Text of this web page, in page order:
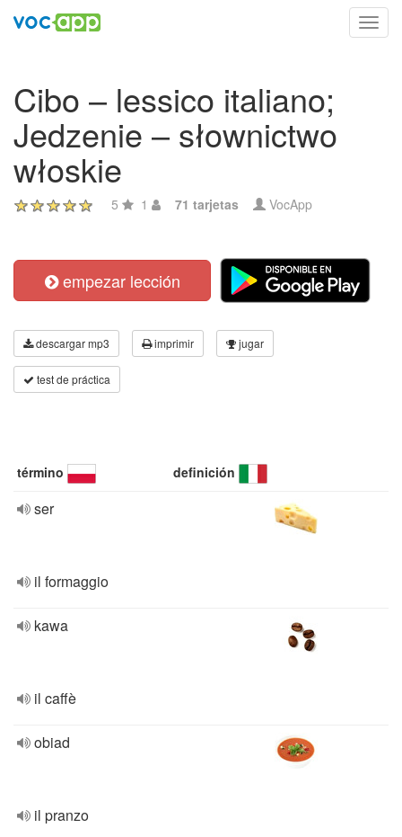
Cibo – lessico italiano;
Jedzenie – słownictwo
włoskie
5 1 71 tarjetas VocApp
empezar lección
descargar mp3 imprimir jugar
test de práctica
término definición
ser
il formaggio
kawa
il caffè
obiad
il pranzo